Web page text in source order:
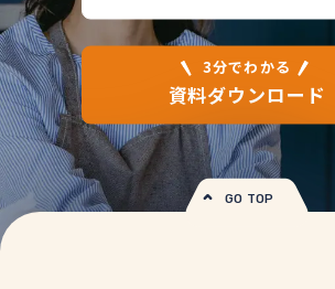
3分でわかる
資料ダウンロード
GO TOP